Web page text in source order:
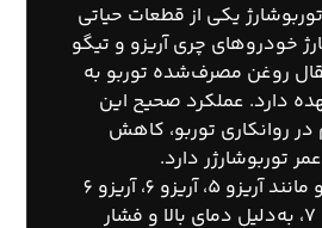
یکی از قطعات حیاتی
خودروهای چری آریزو و تیگو
روغن مصرف‌شده توربو به
دارد. عملکرد صحیح این
روانکاری توربو، کاهش
توربوشارژر دارد.
در خودروهای توربو مانند آریزو 5، آریزو 6، آریزو 6
پرو، آریزو 7 و تیگو 7، به‌دلیل دمای بالا و فشار